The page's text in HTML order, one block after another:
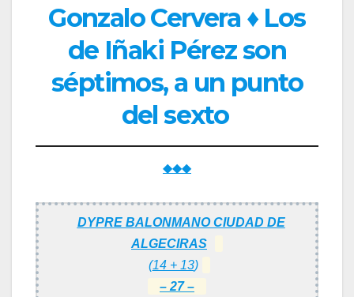
Gonzalo Cervera ♦ Los
de Iñaki Pérez son
séptimos, a un punto
del sexto
◆◆◆
DYPRE BALONMANO CIUDAD DE
ALGECIRAS
(14 + 13)
– 27 –